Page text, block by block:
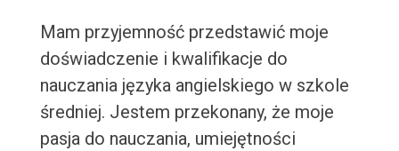
Mam przyjemność przedstawić moje
doświadczenie i kwalifikacje do
nauczania języka angielskiego w szkole
średniej. Jestem przekonany, że moje
pasja do nauczania, umiejętności